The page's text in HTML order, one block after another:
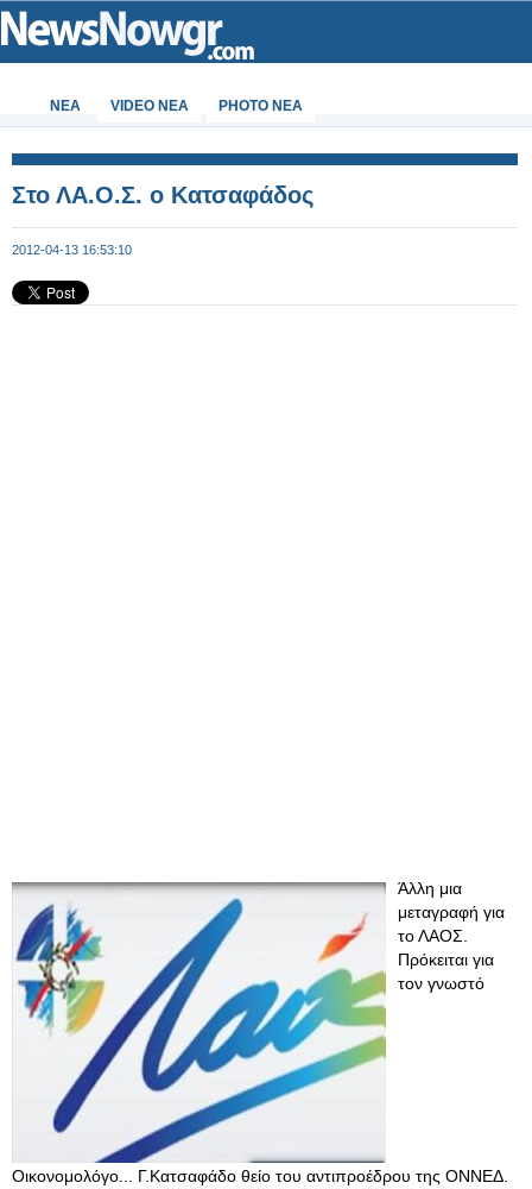
ΝΕΑ VIDEO NEA PHOTO NEA
Στο ΛΑ.Ο.Σ. ο Κατσαφάδος
2012-04-13 16:53:10
Άλλη μια
μεταγραφή για
το ΛΑΟΣ.
Πρόκειται για
τον γνωστό
Οικονομολόγο... Γ.Κατσαφάδο θείο του αντιπροέδρου της ΟΝΝΕΔ.